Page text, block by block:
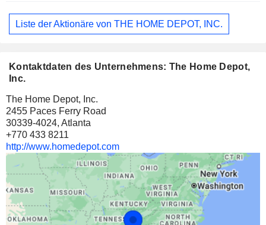
Liste der Aktionäre von THE HOME DEPOT, INC.
Kontaktdaten des Unternehmens: The Home Depot,
Inc.
The Home Depot, Inc.
2455 Paces Ferry Road
30339-4024, Atlanta
+770 433 8211
http://www.homedepot.com